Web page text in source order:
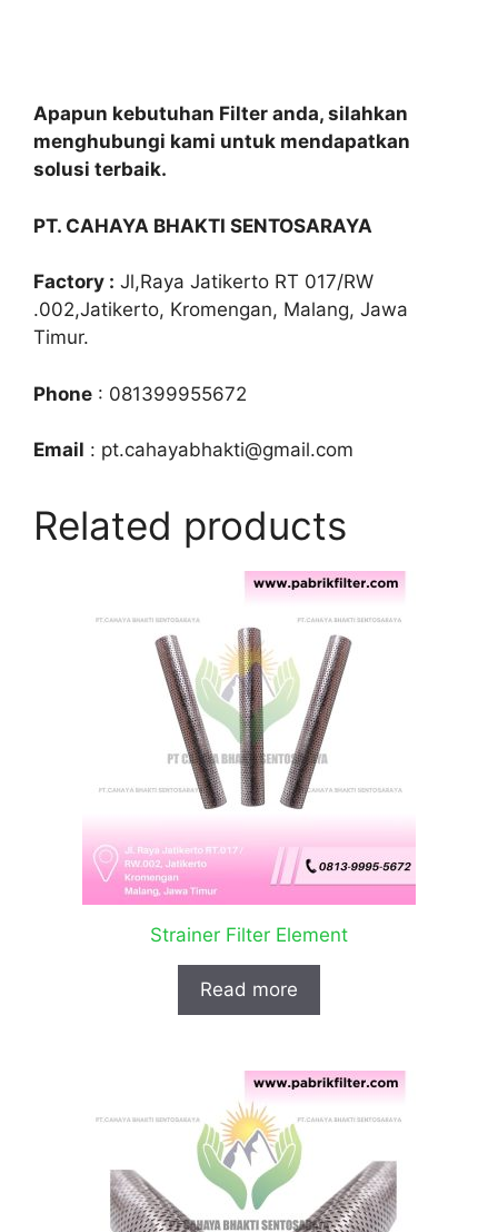
Apapun kebutuhan Filter anda, silahkan
menghubungi kami untuk mendapatkan
solusi terbaik.
PT. CAHAYA BHAKTI SENTOSARAYA
Factory : Jl,Raya Jatikerto RT 017/RW
.002,Jatikerto, Kromengan, Malang, Jawa
Timur.
Phone : 081399955672
Email : pt.cahayabhakti@gmail.com
Related products
Strainer Filter Element
Read more